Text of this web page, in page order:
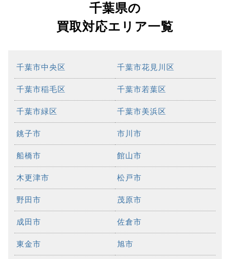
千葉県の
買取対応エリア一覧
千葉市中央区 千葉市花見川区
千葉市稲毛区 千葉市若葉区
千葉市緑区 千葉市美浜区
銚子市 市川市
船橋市 館山市
木更津市 松戸市
野田市 茂原市
成田市 佐倉市
東金市 旭市